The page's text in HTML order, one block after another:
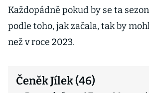
Každopádně pokud by se ta
podle toho, jak začala, tak by
než v roce 2023.
Čeněk Jílek (46)